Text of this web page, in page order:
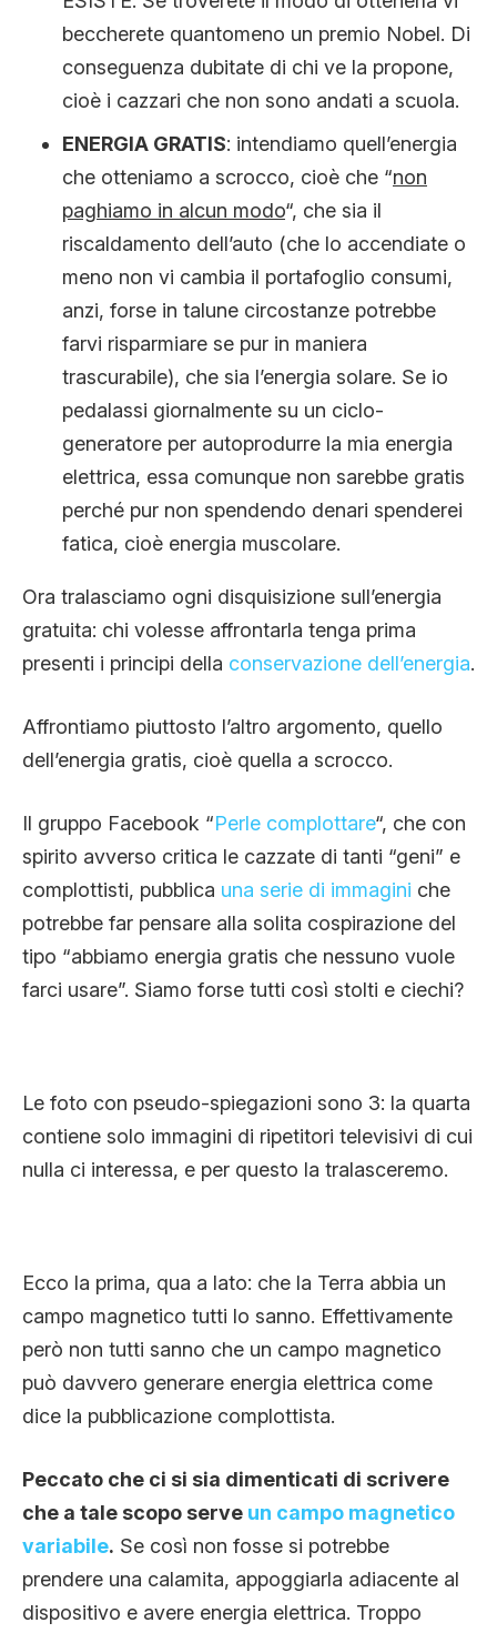
beccherete quantomeno un premio Nobel. Di
conseguenza dubitate di chi ve la propone,
cioè i cazzari che non sono andati a scuola.
ENERGIA GRATIS: intendiamo quell’energia
che otteniamo a scrocco, cioè che “non
paghiamo in alcun modo“, che sia il
riscaldamento dell’auto (che lo accendiate o
meno non vi cambia il portafoglio consumi,
anzi, forse in talune circostanze potrebbe
farvi risparmiare se pur in maniera
trascurabile), che sia l’energia solare. Se io
pedalassi giornalmente su un ciclo-
generatore per autoprodurre la mia energia
elettrica, essa comunque non sarebbe gratis
perché pur non spendendo denari spenderei
fatica, cioè energia muscolare.
Ora tralasciamo ogni disquisizione sull’energia
gratuita: chi volesse affrontarla tenga prima
presenti i principi della conservazione dell’energia.
Affrontiamo piuttosto l’altro argomento, quello
dell’energia gratis, cioè quella a scrocco.
Il gruppo Facebook “Perle complottare“, che con
spirito avverso critica le cazzate di tanti “geni” e
complottisti, pubblica una serie di immagini che
potrebbe far pensare alla solita cospirazione del
tipo “abbiamo energia gratis che nessuno vuole
farci usare”. Siamo forse tutti così stolti e ciechi?
Le foto con pseudo-spiegazioni sono 3: la quarta
contiene solo immagini di ripetitori televisivi di cui
nulla ci interessa, e per questo la tralasceremo.
Ecco la prima, qua a lato: che la Terra abbia un
campo magnetico tutti lo sanno. Effettivamente
però non tutti sanno che un campo magnetico
può davvero generare energia elettrica come
dice la pubblicazione complottista.
Peccato che ci si sia dimenticati di scrivere
che a tale scopo serve un campo magnetico
variabile. Se così non fosse si potrebbe
prendere una calamita, appoggiarla adiacente al
dispositivo e avere energia elettrica. Troppo